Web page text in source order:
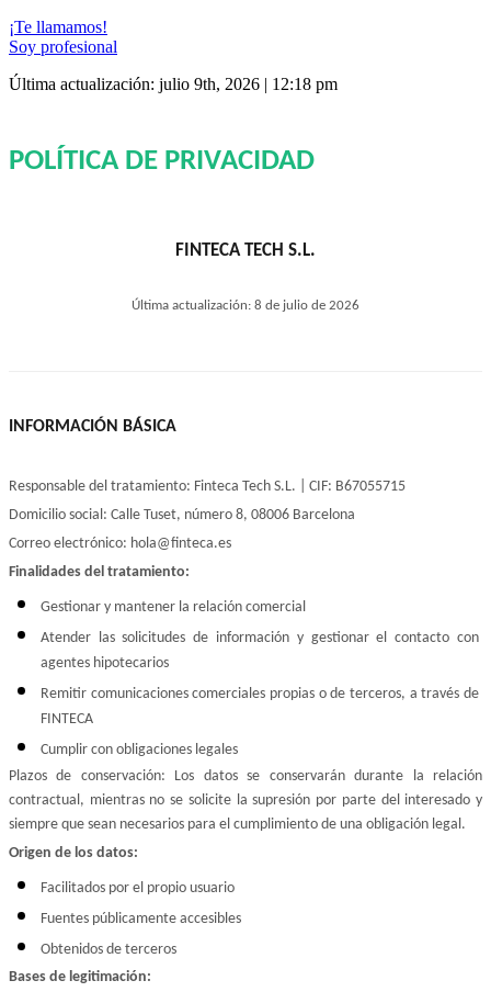
¡Te llamamos!
Soy profesional
Última actualización: julio 9th, 2026 | 12:18 pm
POLÍTICA DE PRIVACIDAD
FINTECA TECH S.L.
Última actualización: 8 de julio de 2026
INFORMACIÓN BÁSICA
Responsable del tratamiento: Finteca Tech S.L. | CIF: B67055715
Domicilio social: Calle Tuset, número 8, 08006 Barcelona
Correo electrónico: hola@finteca.es
Finalidades del tratamiento:
Gestionar y mantener la relación comercial
Atender las solicitudes de información y gestionar el contacto con
agentes hipotecarios
Remitir comunicaciones comerciales propias o de terceros, a través de
FINTECA
Cumplir con obligaciones legales
Plazos de conservación: Los datos se conservarán durante la relación
contractual, mientras no se solicite la supresión por parte del interesado y
siempre que sean necesarios para el cumplimiento de una obligación legal.
Origen de los datos:
Facilitados por el propio usuario
Fuentes públicamente accesibles
Obtenidos de terceros
Bases de legitimación: